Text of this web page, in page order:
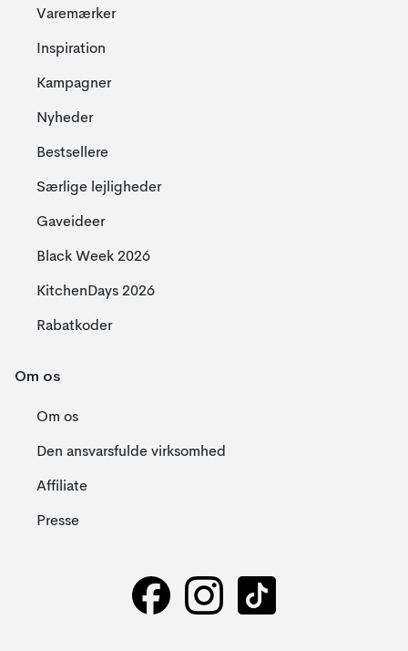
Varemærker
Inspiration
Kampagner
Nyheder
Bestsellere
Særlige lejligheder
Gaveideer
Black Week 2026
KitchenDays 2026
Rabatkoder
Om os
Om os
Den ansvarsfulde virksomhed
Affiliate
Presse